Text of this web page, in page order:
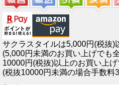
サクラスタイルは5,000円(税抜)
(5,000円未満のお買い上げでも
10000円(税抜)以上のお買い上
(税抜10000円未満の場合手数料